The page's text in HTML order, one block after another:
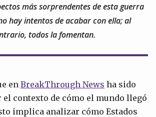
más sorprendentes de esta guerra
hay intentos de acabar con ella; al
todos la fomentan.
en BreakThrough News ha sido
contexto de cómo el mundo llegó
implica analizar cómo Estados